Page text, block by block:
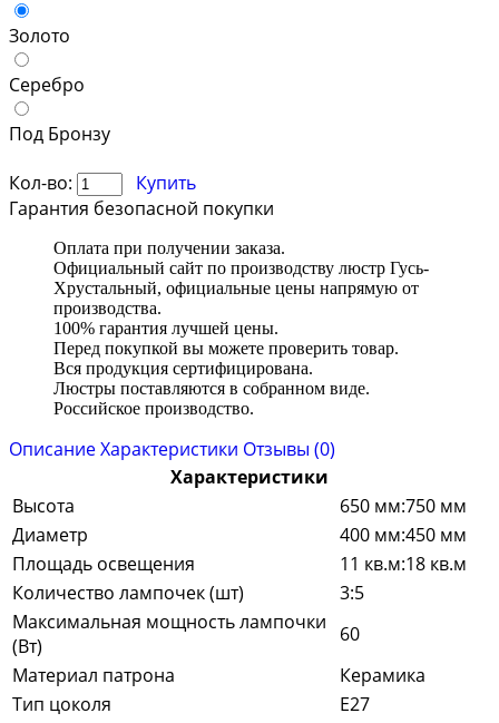
Золото
Серебро
Под Бронзу
Кол-во:
Купить
Гарантия безопасной покупки
Оплата при получении заказа.
Официальный сайт по производству люстр Гусь-
Хрустальный, официальные цены напрямую от
производства.
100% гарантия лучшей цены.
Перед покупкой вы можете проверить товар.
Вся продукция сертифицирована.
Люстры поставляются в собранном виде.
Российское производство.
ОписаниеХарактеристики Отзывы (0)
Характеристики
Высота
650 мм:750 мм
Диаметр
400 мм:450 мм
Площадь освещения
11 кв.м:18 кв.м
Количество лампочек (шт)
3:5
Максимальная мощность лампочки
(Вт)
60
Материал патрона
Керамика
Тип цоколя
E27